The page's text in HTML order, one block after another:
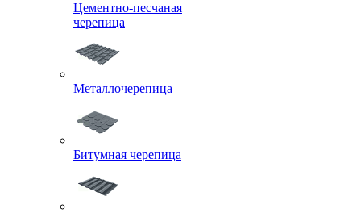
Цементно-песчаная
черепица
Металлочерепица
Битумная черепица